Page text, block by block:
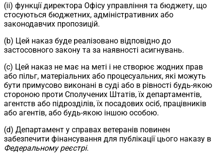
(ii) функції директора Офісу управління та бюджету, що
стосуються бюджетних, адміністративних або
законодавчих пропозицій.
(b) Цей наказ буде реалізовано відповідно до
застосовного закону та за наявності асигнувань.
(c) Цей наказ не має на меті і не створює жодних прав
або пільг, матеріальних або процесуальних, які можуть
бути примусово виконані в суді або в рівності будь-якою
стороною проти Сполучених Штатів, їх департаментів,
агентств або підрозділів, їх посадових осіб, працівників
або агентів, або будь-якою іншою особою.
(d) Департамент у справах ветеранів повинен
забезпечити фінансування для публікації цього наказу в
Федеральному реєстрі.